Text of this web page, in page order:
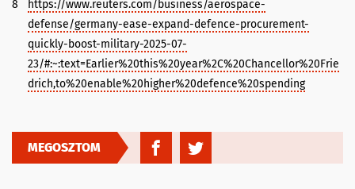
8
https://www.reuters.com/business/aerospace-
defense/germany-ease-expand-defence-procurement-
quickly-boost-military-2025-07-
23/#:~:text=Earlier%20this%20year%2C%20Chancellor%20Frie
drich,to%20enable%20higher%20defence%20spending
MEGOSZTOM